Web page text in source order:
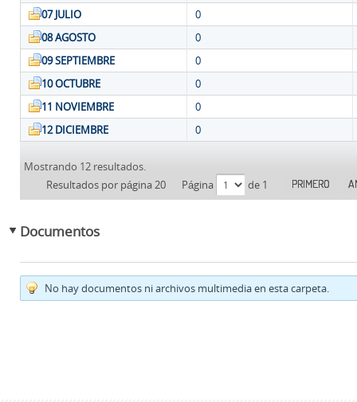
07 JULIO
0
08 AGOSTO
0
09 SEPTIEMBRE
0
10 OCTUBRE
0
11 NOVIEMBRE
0
12 DICIEMBRE
0
Mostrando 12 resultados.
Resultados por página 20
Página de 1 PRIMERO
Documentos
No hay documentos ni archivos multimedia en esta carpeta.